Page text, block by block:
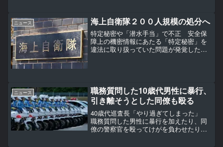
りが顕著総務省が発表した10月の消費者
物価指数は、...
ニュース 海上自衛隊２００人規模の処分へ
特定秘密や「潜水手当」で不正 安全保
障上の機密情報にあたる「特定秘密」を
違法に取り扱っていた問題が発覚した海
ニュース
職務質問した10歳代男性に暴行、
引き離そうとした同僚も殴る
40歳代巡査長「やり過ぎてしまった」
職務質問した男性に暴行を加えたり、同
僚の警察官を殴ってけがを負わせたりし